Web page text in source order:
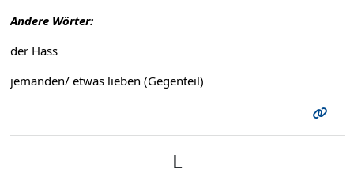
Andere Wörter:
der Hass
jemanden/ etwas lieben (Gegenteil)
L